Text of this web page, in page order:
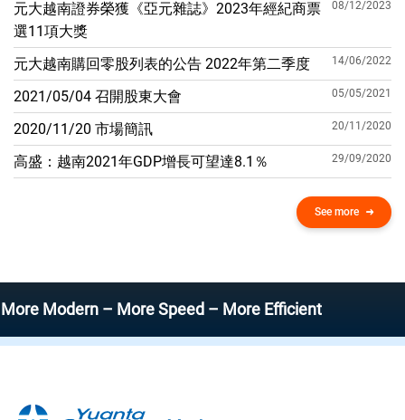
元大越南證券榮獲《亞元雜誌》2023年經紀商票
選11項大獎
08/12/2023
元大越南購回零股列表的公告 2022年第二季度 14/06/2022
2021/05/04 召開股東大會 05/05/2021
2020/11/20 市場簡訊 20/11/2020
高盛：越南2021年GDP增​​長可望達8.1％ 29/09/2020
See more
– More Speed – More Efficient